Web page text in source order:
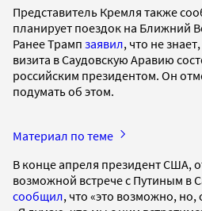
Представитель Кремля также
планирует поездок на Ближний
Ранее Трамп заявил, что не
визита в Саудовскую Аравию
российским президентом. Он
подумать об этом.
Материал по теме
В конце апреля президент США,
возможной встрече с Путиным в
сообщил, что «это возможно, но,